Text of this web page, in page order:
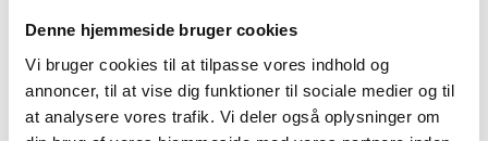
Denne hjemmeside bruger cookies
Vi bruger cookies til at tilpasse vores indhold og
annoncer, til at vise dig funktioner til sociale medier og til
at analysere vores trafik. Vi deler også oplysninger om
Vores andre kampagner